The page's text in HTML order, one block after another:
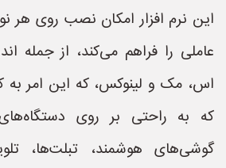
این نرم افزار امکان نصب روی هر
عاملی را فراهم می‌کند، از جمله
اس، مک و لینوکس، که این امر به
که به راحتی بر روی
گوشی‌های هوشمند، تبلت‌ها،